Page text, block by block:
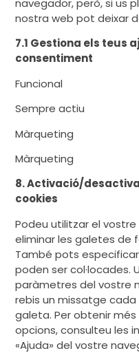
navegador, però, si us
nostra web pot deixar
7.1 Gestiona els teus
consentiment
Funcional
Sempre actiu
Màrqueting
Màrqueting
8. Activació/
cookies
Podeu utilitzar el
eliminar les galetes de
També pots
poden ser col·locades.
paràmetres del vostre
rebis un missatge cada
galeta. Per obtenir
opcions, consulteu les
«Ajuda» del vostre